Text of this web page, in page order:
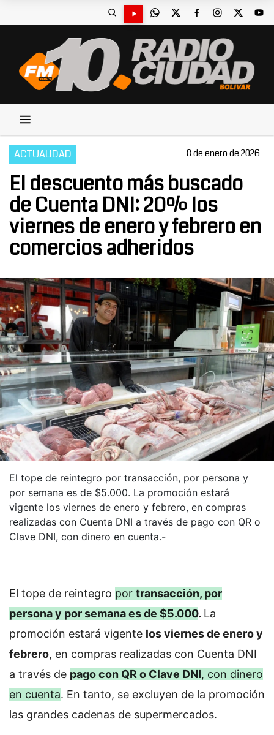
ACTUALIDAD 8 de enero de 2026
El descuento más buscado
de Cuenta DNI: 20% los
viernes de enero y febrero en
comercios adheridos
El tope de reintegro por transacción, por persona y
por semana es de $5.000. La promoción estará
vigente los viernes de enero y febrero, en compras
realizadas con Cuenta DNI a través de pago con QR o
Clave DNI, con dinero en cuenta.-
El tope de reintegro por transacción, por
persona y por semana es de $5.000. La
promoción estará vigente los viernes de enero y
febrero, en compras realizadas con Cuenta DNI
a través de pago con QR o Clave DNI, con dinero
en cuenta. En tanto, se excluyen de la promoción
las grandes cadenas de supermercados.